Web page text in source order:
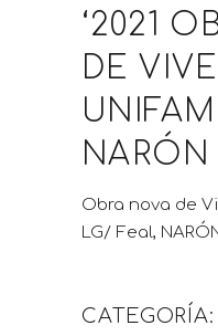
‘2021
DE
NARÓN
Obra nova de
LG/ Feal,
CATEGORÍA: